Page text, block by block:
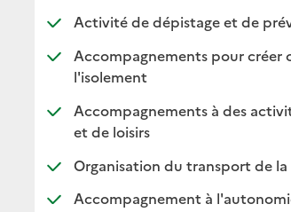
Activité de dépistage et de
Accompagnements pour créer
l'isolement: disponible
: non disponible
Accompagnements à des
et de loisirs: disponible
: non disponible
Organisation du transport de la
Accompagnement à